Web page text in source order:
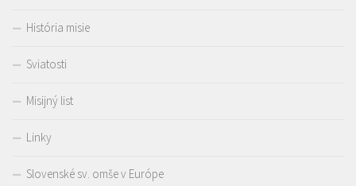
História misie
Sviatosti
Misijný list
Linky
Slovenské sv. omše v Európe